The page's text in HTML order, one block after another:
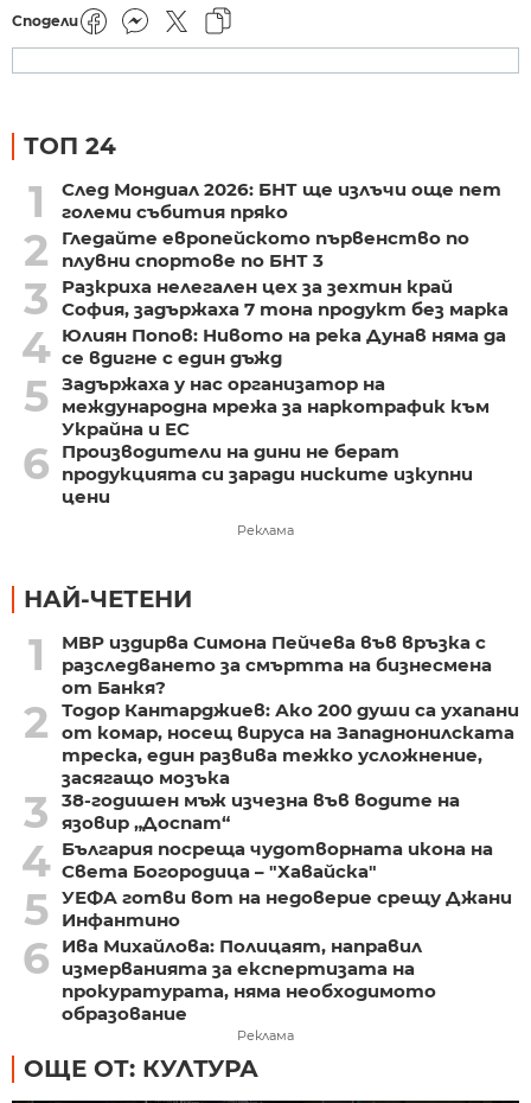
Сподели
ТОП 24
1
След Мондиал 2026: БНТ ще излъчи още пет
големи събития пряко
2
Гледайте европейското първенство по
плувни спортове по БНТ 3
3
Разкриха нелегален цех за зехтин край
София, задържаха 7 тона продукт без марка
4 Юлиян Попов: Нивото на река Дунав няма да
се вдигне с един дъжд
5 Задържаха у нас организатор на
международна мрежа за наркотрафик към
Украйна и ЕС
6
Производители на дини не берат
продукцията си заради ниските изкупни
цени
Реклама
НАЙ-ЧЕТЕНИ
1
МВР издирва Симона Пейчева във връзка с
разследването за смъртта на бизнесмена
от Банкя?
2
Тодор Кантарджиев: Ако 200 души са ухапани
от комар, носещ вируса на Западнонилската
треска, един развива тежко усложнение,
засягащо мозъка
3
38-годишен мъж изчезна във водите на
язовир „Доспат“
4 България посреща чудотворната икона на
Света Богородица – "Хавайска"
5 УЕФА готви вот на недоверие срещу Джани
Инфантино
6
Ива Михайлова: Полицаят, направил
измерванията за експертизата на
прокуратурата, няма необходимото
образование
Реклама
ОЩЕ ОТ: КУЛТУРА